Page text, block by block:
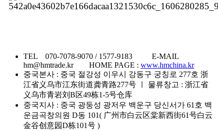
TEL 070-7078-9070 / 1577-9183 E-MAIL
hm@hmtrade.kr HOME PAGE : www.hmchina.kr
중국본사 : 중국 절강성 이우시 강동구 궁칭로 277호 浙
江省义乌市江东街道龚青路277号 ㅣ 물류창고 : 浙江省
义乌市青岩刘B区49栋1-5号仓库
중국지사 : 중국 광둥성 광저우 백운구 당신서가 61호 백
운금곡창의원 D동 101( 广州市白云区棠新西街61号白云
金谷创意园D栋101号 )